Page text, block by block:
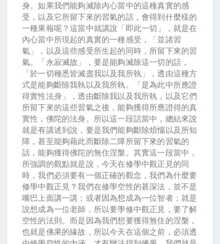
身。如果我們能夠滅除內心當中的這種真實的感
受，以及它所留下來的習氣的話，會得到什麼樣的
一種果報呢？這當中就講說「即此一切」，就是在
內心當中所現起的真實的一種感受，「並諸習
氣」，以及這些感受所生起的同時，所留下來的習
氣。「永寂滅故」，要是能夠滅除這一切的話，
「於一切種悉皆滅盡我以及我所執」，透由這種方
式是能夠斷除我執以及我所執。「是為此中所應證
得實性法身」，透由斷除我以及我所執，以及它們
所留下來的這些習氣之後，能夠獲得所應證得的真
實性，佛陀的法身。所以這一段話當中，總結來說
就是有講述到說，要是我們能夠斷除煩惱以及所知
障，甚至能夠藉此而斷除二障所留下來的習氣的
話，能夠獲得佛陀的無住涅槃。其實這一段當中，
所強調的觀點就是說，今天在修學中觀正見的同
時，我們必須要有一個正確的觀念，我們為什麼要
修學中觀正見？我們在修學空性的甚深法，並不是
嘴巴上面講一講；或者因為想成為一位智者；就是
說想成為一位老師，所以要學修中觀正見，要了解
空性的法則。而是因為我們想要獲得無住的涅槃，
也就是佛果的緣故，所以今天在這個之前，必須透